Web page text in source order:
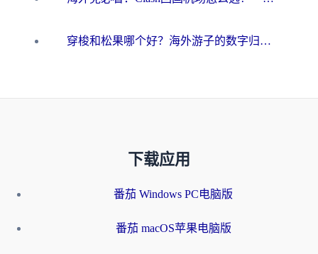
穿梭和松果哪个好？海外游子的数字归乡路，到底该怎么选
下载应用
番茄 Windows PC电脑版
番茄 macOS苹果电脑版